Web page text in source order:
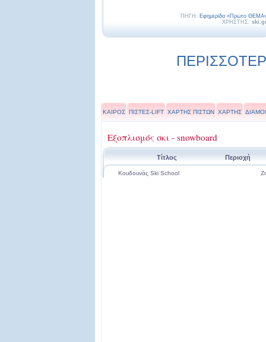
ΠΗΓΗ: Εφημερίδα «Πρώτο
ΧΡΗΣΤΗΣ:
ΚΑΙΡΟΣ ΠΙΣΤΕΣ-LIFT ΧΑΡΤΗΣ ΠΙΣΤΩΝ ΧΑΡΤΗΣ
Εξοπλισμός σκι - snowboard
Τίτλος Περιοχή
Κουδουνάς Ski School